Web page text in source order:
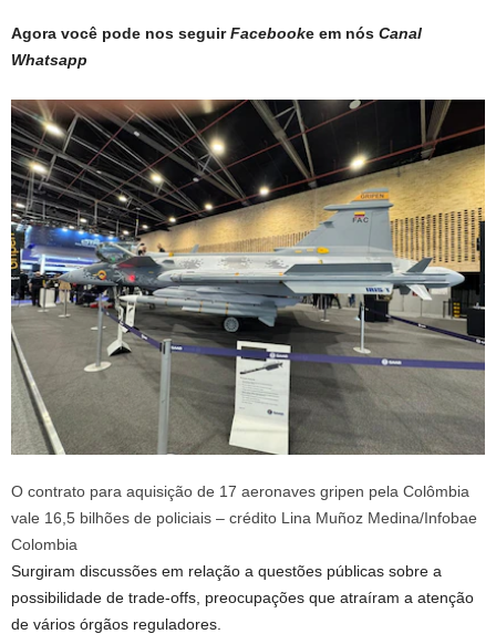
Agora você pode nos seguirFacebooke em nós Canal
Whatsapp
O contrato para aquisição de 17 aeronaves gripen pela Colômbia
vale 16,5 bilhões de policiais – crédito Lina Muñoz Medina/Infobae
Colombia
Surgiram discussões em relação a questões públicas sobre a
possibilidade de trade-offs, preocupações que atraíram a atenção
de vários órgãos reguladores.